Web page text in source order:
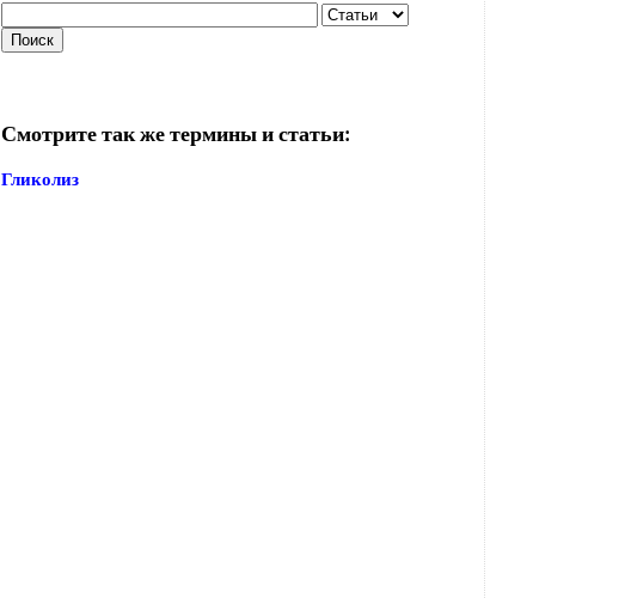
Смотрите так же термины и статьи:
Гликолиз